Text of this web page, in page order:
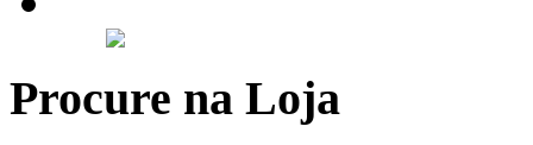
Procure na Loja